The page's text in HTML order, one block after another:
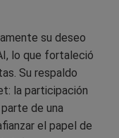
su deseo
lo que fortaleció
Su respaldo
la participación
de una
el papel de